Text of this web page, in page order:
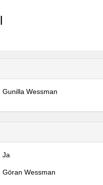
Gunilla Wessman
Ja
Göran Wessman